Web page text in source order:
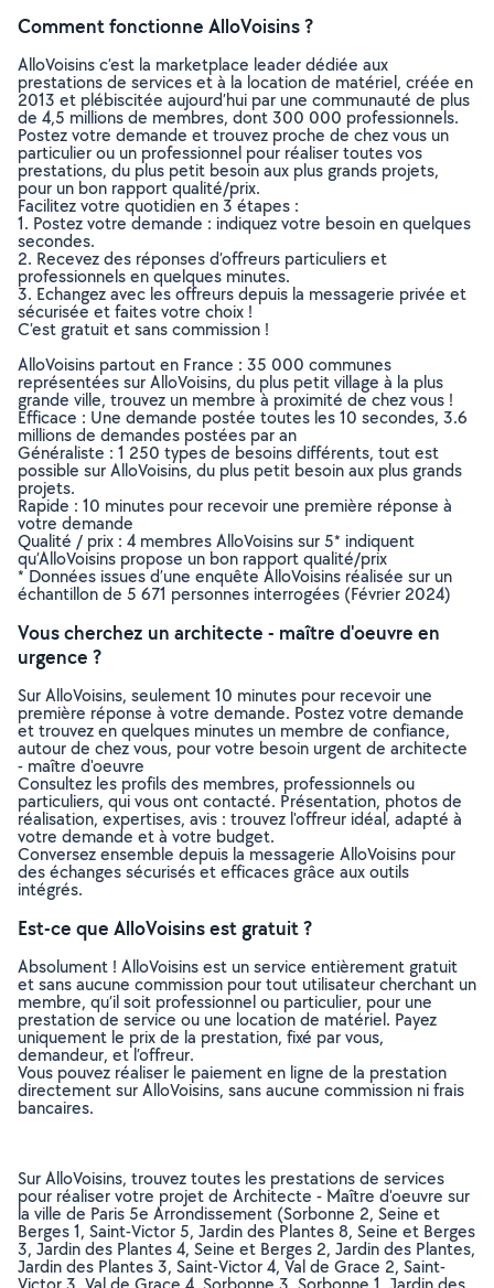
Comment fonctionne AlloVoisins ?
AlloVoisins c’est la marketplace leader dédiée aux
prestations de services et à la location de matériel, créée en
2013 et plébiscitée aujourd’hui par une communauté de plus
de 4,5 millions de membres, dont 300 000 professionnels.
Postez votre demande et trouvez proche de chez vous un
particulier ou un professionnel pour réaliser toutes vos
prestations, du plus petit besoin aux plus grands projets,
pour un bon rapport qualité/prix.
Facilitez votre quotidien en 3 étapes :
1. Postez votre demande : indiquez votre besoin en quelques
secondes.
2. Recevez des réponses d’offreurs particuliers et
professionnels en quelques minutes.
3. Echangez avec les offreurs depuis la messagerie privée et
sécurisée et faites votre choix !
C’est gratuit et sans commission !
AlloVoisins partout en France : 35 000 communes
représentées sur AlloVoisins, du plus petit village à la plus
grande ville, trouvez un membre à proximité de chez vous !
Efficace : Une demande postée toutes les 10 secondes, 3.6
millions de demandes postées par an
Généraliste : 1 250 types de besoins différents, tout est
possible sur AlloVoisins, du plus petit besoin aux plus grands
projets.
Rapide : 10 minutes pour recevoir une première réponse à
votre demande
Qualité / prix : 4 membres AlloVoisins sur 5* indiquent
qu’AlloVoisins propose un bon rapport qualité/prix
* Données issues d’une enquête AlloVoisins réalisée sur un
échantillon de 5 671 personnes interrogées (Février 2024)
Vous cherchez un architecte - maître d'oeuvre en
urgence ?
Sur AlloVoisins, seulement 10 minutes pour recevoir une
première réponse à votre demande. Postez votre demande
et trouvez en quelques minutes un membre de confiance,
autour de chez vous, pour votre besoin urgent de architecte
- maître d'oeuvre
Consultez les profils des membres, professionnels ou
particuliers, qui vous ont contacté. Présentation, photos de
réalisation, expertises, avis : trouvez l'offreur idéal, adapté à
votre demande et à votre budget.
Conversez ensemble depuis la messagerie AlloVoisins pour
des échanges sécurisés et efficaces grâce aux outils
intégrés.
Est-ce que AlloVoisins est gratuit ?
Absolument ! AlloVoisins est un service entièrement gratuit
et sans aucune commission pour tout utilisateur cherchant un
membre, qu’il soit professionnel ou particulier, pour une
prestation de service ou une location de matériel. Payez
uniquement le prix de la prestation, fixé par vous,
demandeur, et l’offreur.
Vous pouvez réaliser le paiement en ligne de la prestation
directement sur AlloVoisins, sans aucune commission ni frais
bancaires.
Sur AlloVoisins, trouvez toutes les prestations de services
pour réaliser votre projet de Architecte - Maître d'oeuvre sur
la ville de Paris 5e Arrondissement (Sorbonne 2, Seine et
Berges 1, Saint-Victor 5, Jardin des Plantes 8, Seine et Berges
3, Jardin des Plantes 4, Seine et Berges 2, Jardin des Plantes,
Jardin des Plantes 3, Saint-Victor 4, Val de Grace 2, Saint-